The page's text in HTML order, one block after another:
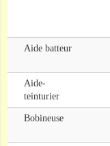
Aide batteur
Aide-
teinturier
Bobineuse